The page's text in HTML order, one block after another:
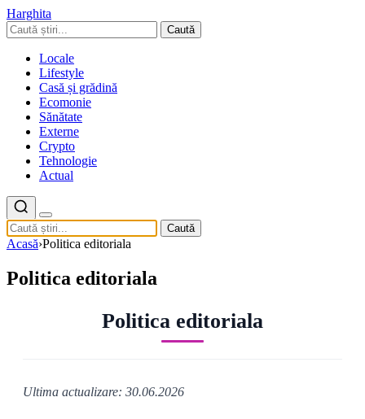
Harghita
Caută
Locale
Lifestyle
Casă și grădină
Ecomonie
Sănătate
Externe
Crypto
Tehnologie
Actual
Caută
Acasă›Politica editoriala
Politica editoriala
Politica editoriala
Ultima actualizare: 30.06.2026